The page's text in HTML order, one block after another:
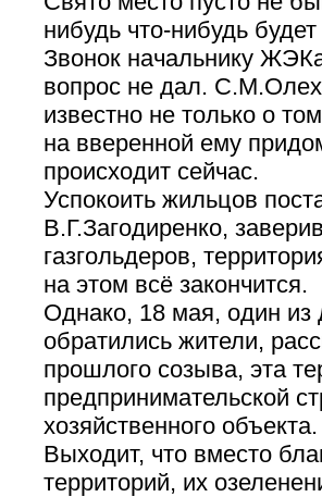
нибудь что-нибудь будет
Звонок начальнику
вопрос не дал.
известно не только о
на вверенной ему
происходит сейчас.
Успокоить жильцов
В.Г.Загодиренко,
газгольдеров,
на этом всё закончится.
Однако, 18 мая, один из
обратились жители,
прошлого созыва, эта
предпринимательской
хозяйственного объекта.
Выходит, что вместо
территорий, их